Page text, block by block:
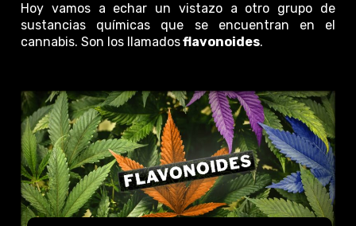
Hoy vamos a echar un vistazo a otro grupo de
sustancias químicas que se encuentran en el
cannabis. Son los llamadosflavonoides.